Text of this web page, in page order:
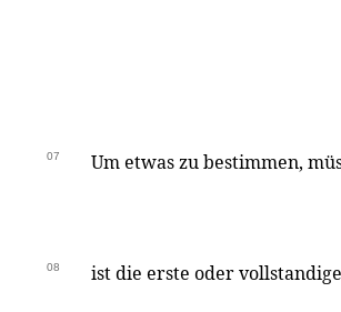
07 Um etwas zu bestimmen,
08 ist die erste oder